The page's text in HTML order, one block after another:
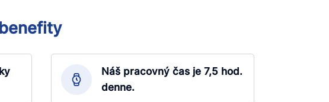
benefity
Náš pracovný čas je 7,5 hod.
denne.